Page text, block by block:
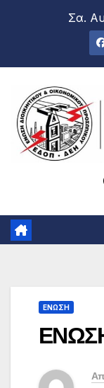
Σα.
ΕΝΩΣΗ